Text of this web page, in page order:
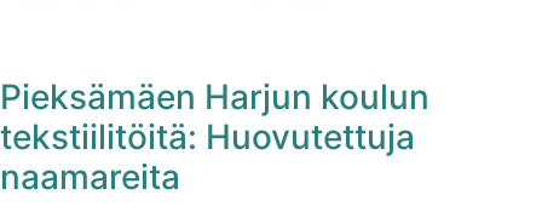
Pieksämäen Harjun koulun
tekstiilitöitä: Huovutettuja
naamareita